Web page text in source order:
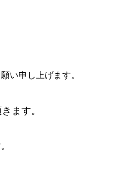
い申し上げます。
ます。